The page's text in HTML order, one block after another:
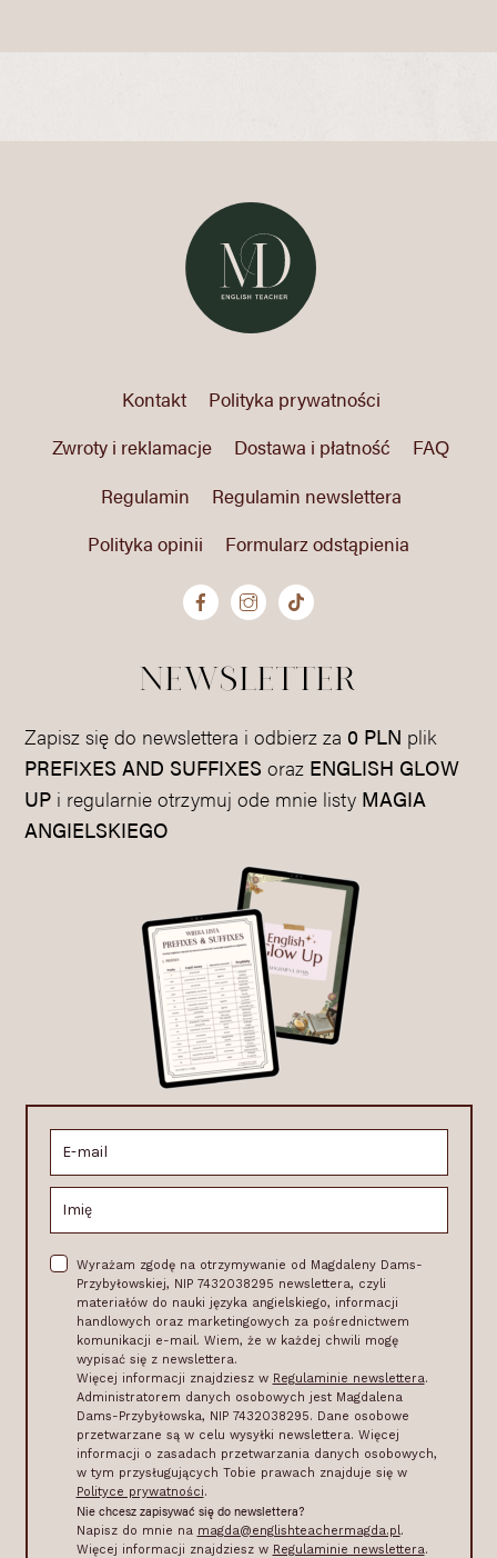
Kontakt
Polityka prywatności
Zwroty i reklamacje
Dostawa i płatność
FAQ
Regulamin
Regulamin newslettera
Polityka opinii
Formularz odstąpienia
newsletter
Zapisz się do newslettera i odbierz za 0 PLN plik
PREFIXES AND SUFFIXES oraz ENGLISH GLOW
UP i regularnie otrzymuj ode mnie listy MAGIA
ANGIELSKIEGO
Wyrażam zgodę na otrzymywanie od Magdaleny Dams-
Przybyłowskiej, NIP 7432038295 newslettera, czyli
materiałów do nauki języka angielskiego, informacji
handlowych oraz marketingowych za pośrednictwem
komunikacji e-mail. Wiem, że w każdej chwili mogę
wypisać się z newslettera.
Więcej informacji znajdziesz w Regulaminie newslettera.
Administratorem danych osobowych jest Magdalena
Dams-Przybyłowska, NIP 7432038295. Dane osobowe
przetwarzane są w celu wysyłki newslettera. Więcej
informacji o zasadach przetwarzania danych osobowych,
w tym przysługujących Tobie prawach znajduje się w
Polityce prywatności.
Nie chcesz zapisywać się do newslettera?
Napisz do mnie na magda@englishteachermagda.pl .
Więcej informacji znajdziesz w Regulaminie newslettera.